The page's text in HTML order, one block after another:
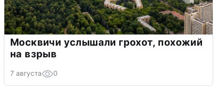
Москвичи услышали грохот, похожий
на взрыв
7 августа 0